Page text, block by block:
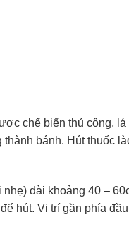
chế biến thủ công,
bánh. Hút thuốc
dài khoảng 40 –
hút. Vị trí gần phía